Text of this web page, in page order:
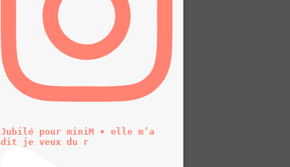
Jubilé pour miniM • elle m’a
dit je veux du r